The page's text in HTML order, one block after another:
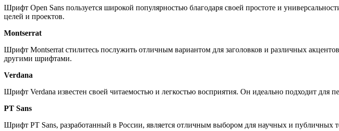
Шрифт Open Sans пользуется широкой популярностью благодаря своей простоте и
целей и проектов.
Montserrat
Шрифт Montserrat стилитесь послужить отличным вариантом для заголовков и различных
другими шрифтами.
Verdana
Шрифт Verdana известен своей читаемостью и легкостью восприятия. Он идеально подходит для
PT Sans
Шрифт PT Sans, разработанный в России, является отличным выбором для научных и публичных